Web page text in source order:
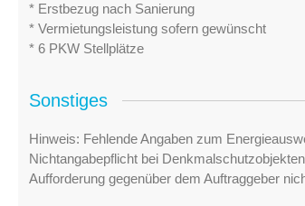
* Erstbezug nach Sanierung
* Vermietungsleistung sofern gewünscht
* 6 PKW Stellplätze
Sonstiges
Hinweis: Fehlende Angaben zum
Nichtangabepflicht bei
Aufforderung gegenüber dem Auftraggeber